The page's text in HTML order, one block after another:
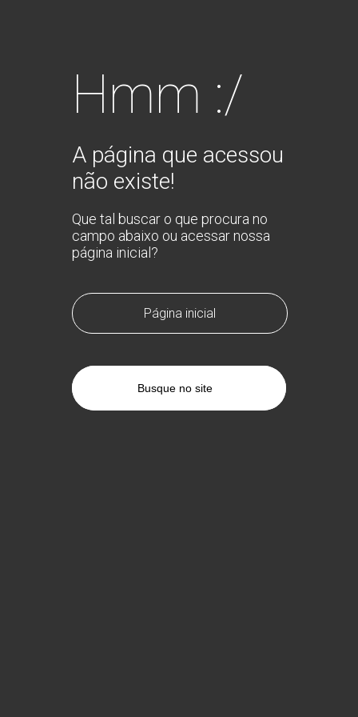
Hmm :/
A página que acessou
não existe!
Que tal buscar o que procura no
campo abaixo ou acessar nossa
página inicial?
Página inicial